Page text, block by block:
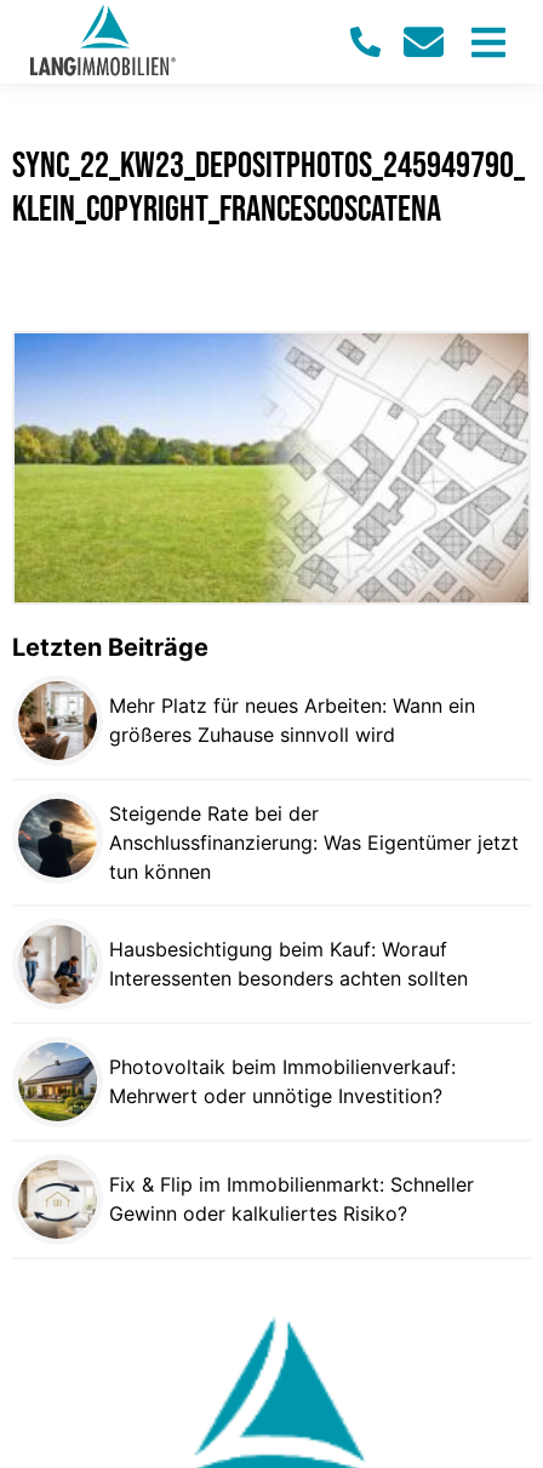
sync_22_KW23_Depositphotos_245949790_
klein_Copyright_Francescoscatena
Letzten Beiträge
Mehr Platz für neues Arbeiten: Wann ein
größeres Zuhause sinnvoll wird
Steigende Rate bei der
Anschlussfinanzierung: Was Eigentümer jetzt
tun können
Hausbesichtigung beim Kauf: Worauf
Interessenten besonders achten sollten
Photovoltaik beim Immobilienverkauf:
Mehrwert oder unnötige Investition?
Fix & Flip im Immobilienmarkt: Schneller
Gewinn oder kalkuliertes Risiko?